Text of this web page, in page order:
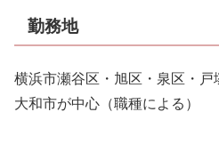
勤務地
横浜市瀬谷区・旭区・泉区・戸
大和市が中心（職種による）